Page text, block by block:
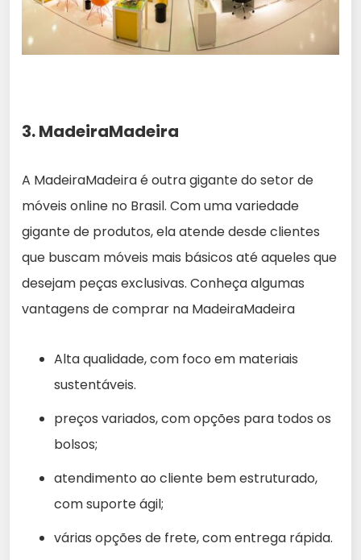
3. MadeiraMadeira
A MadeiraMadeira é outra gigante do setor de
móveis online no Brasil. Com uma variedade
gigante de produtos, ela atende desde clientes
que buscam móveis mais básicos até aqueles que
desejam peças exclusivas. Conheça algumas
vantagens de comprar na MadeiraMadeira
Alta qualidade, com foco em materiais
sustentáveis.
preços variados, com opções para todos os
bolsos;
atendimento ao cliente bem estruturado,
com suporte ágil;
várias opções de frete, com entrega rápida.